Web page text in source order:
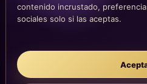
contenido incrustado,
sociales solo si las aceptas.
Checkout
Condiciones de compra